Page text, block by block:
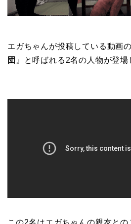
エガちゃんが投稿している動画
団 』と呼ばれる2名の人物が登場